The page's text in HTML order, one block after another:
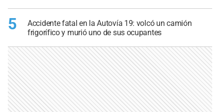
5
Accidente fatal en la Autovía 19: volcó un camión
frigorífico y murió uno de sus ocupantes